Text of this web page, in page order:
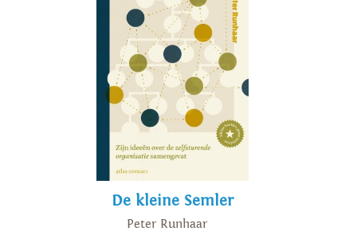
De kleine Semler
Peter Runhaar